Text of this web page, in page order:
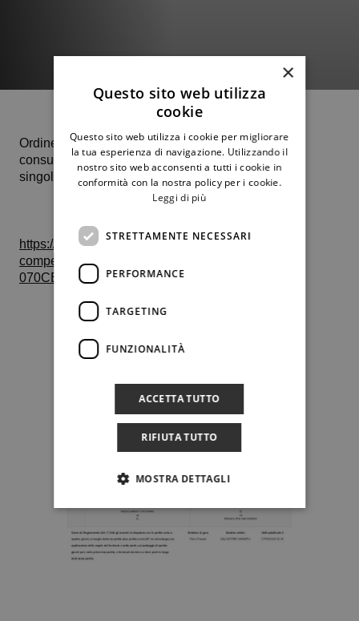
Ordine di gioco del 29 giugno e link al puc per
consultare i due tabelloni maschile e femminile di
singolare over 30
https://www.fitp.it/Tornei/Dettaglio-Competizione?
competitionId=3746F323-4B7A-42E0-8A5C-
070CEEE5BD15#
×
Questo sito web utilizza
cookie
Questo sito web utilizza i cookie per migliorare
la tua esperienza di navigazione. Utilizzando il
nostro sito web acconsenti a tutti i cookie in
conformità con la nostra policy per i cookie.
Leggi di più
STRETTAMENTE NECESSARI
PERFORMANCE
TARGETING
FUNZIONALITÀ
ACCETTA TUTTO
RIFIUTA TUTTO
MOSTRA DETTAGLI